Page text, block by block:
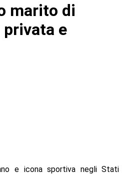
marito di
e
e icona sportiva negli Stati